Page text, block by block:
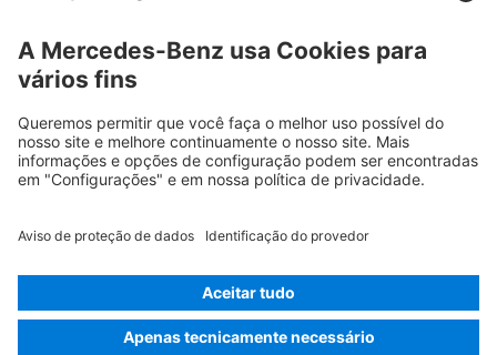
ID-Nr.: 190.4
© 2026Mercedes-Benz AG
Identificação do fornecedor
Configurações de cookies